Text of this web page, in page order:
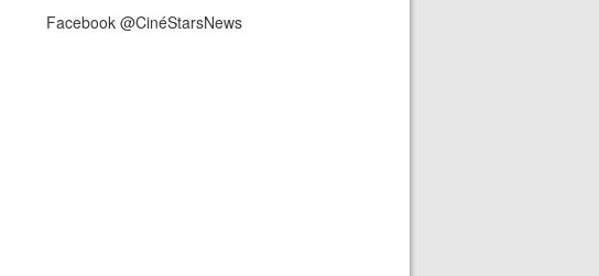
Facebook @CinéStarsNews